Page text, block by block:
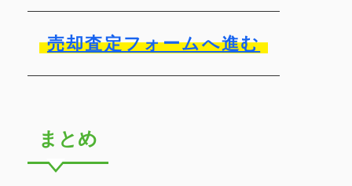
売却査定フォームへ進む
まとめ